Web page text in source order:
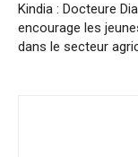
Kindia : Docteure
encourage les
dans le secteur